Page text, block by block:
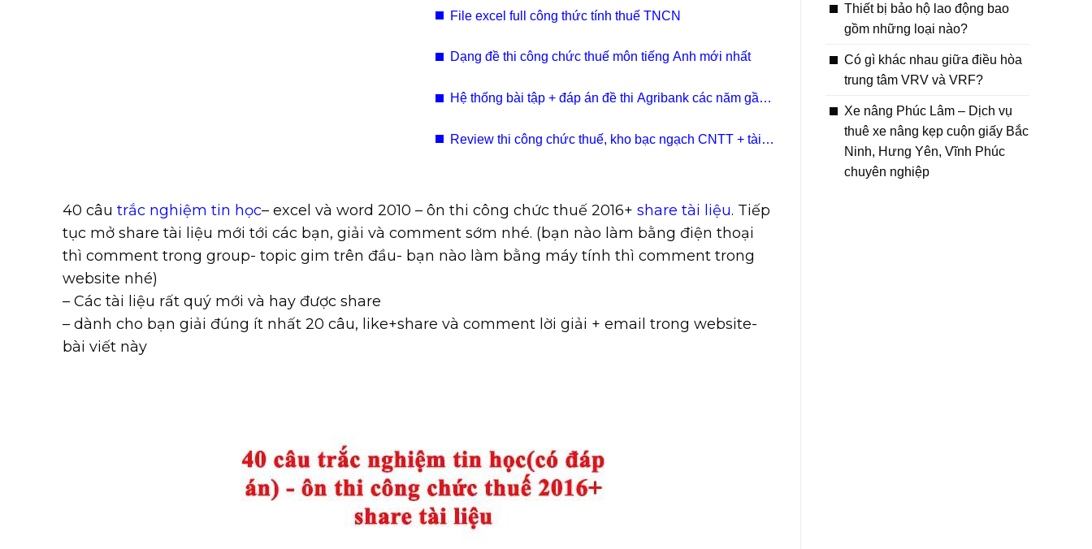
File excel full công thức tính thuế TNCN
Dạng đề thi công chức thuế môn tiếng Anh mới nhất
Hệ thống bài tập + đáp án đề thi Agribank các năm gần
Review thi công chức thuế, kho bạc ngạch CNTT + tài
40 câu trắc nghiệm tin học– excel và word 2010 – ôn thi công chức thuế 2016+ share tài liệu. Tiếp
tục mở share tài liệu mới tới các bạn, giải và comment sớm nhé. (bạn nào làm bằng điện thoại
thì comment trong group- topic gim trên đầu- bạn nào làm bằng máy tính thì comment trong
website nhé)
– Các tài liệu rất quý mới và hay được share
– dành cho bạn giải đúng ít nhất 20 câu, like+share và comment lời giải + email trong website-
bài viết này
Thiết bị bảo hộ lao động bao
gồm những loại nào?
Có gì khác nhau giữa điều hòa
trung tâm VRV và VRF?
Xe nâng Phúc Lâm – Dịch vụ
thuê xe nâng kẹp cuộn giấy Bắc
Ninh, Hưng Yên, Vĩnh Phúc
chuyên nghiệp